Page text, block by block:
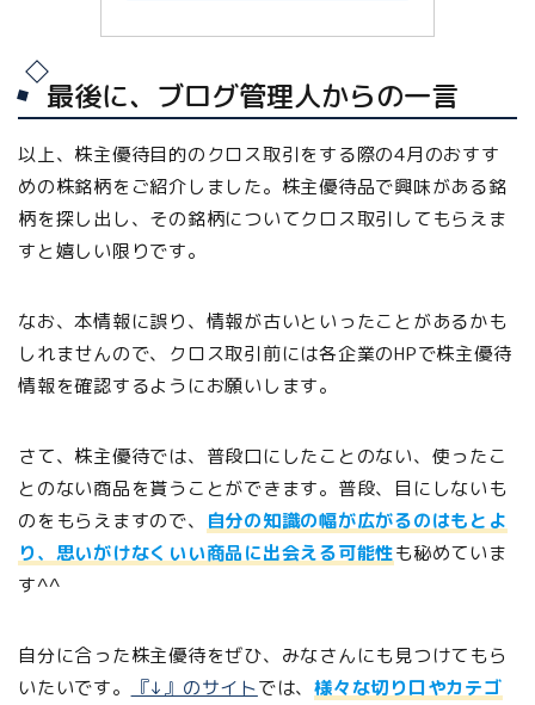
最後に、ブログ管理人からの一言
以上、株主優待目的のクロス取引をする際の4月のおすす
めの株銘柄をご紹介しました。株主優待品で興味がある銘
柄を探し出し、その銘柄についてクロス取引してもらえま
すと嬉しい限りです。
なお、本情報に誤り、情報が古いといったことがあるかも
しれませんので、クロス取引前には各企業のHPで株主優待
情報を確認するようにお願いします。
さて、株主優待では、普段口にしたことのない、使ったこ
とのない商品を貰うことができます。普段、目にしないも
のをもらえますので、
自分の知識の幅が広がるのはもとよ
り、思いがけなくいい商品に出会える可能性も秘めていま
す^^
自分に合った株主優待をぜひ、みなさんにも見つけてもら
いたいです。
『↓』のサイトでは、様々な切り口やカテゴ